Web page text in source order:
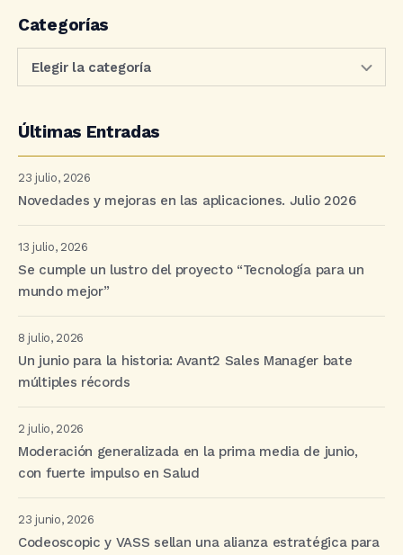
Categorías
Últimas Entradas
23 julio, 2026
Novedades y mejoras en las aplicaciones. Julio 2026
13 julio, 2026
Se cumple un lustro del proyecto “Tecnología para un
mundo mejor”
8 julio, 2026
Un junio para la historia: Avant2 Sales Manager bate
múltiples récords
2 julio, 2026
Moderación generalizada en la prima media de junio,
con fuerte impulso en Salud
23 junio, 2026
Codeoscopic y VASS sellan una alianza estratégica para